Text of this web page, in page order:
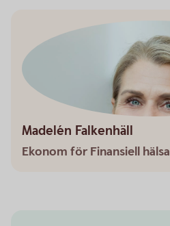
Madelén Falkenhäll
Ekonom för Finansiell hälsa